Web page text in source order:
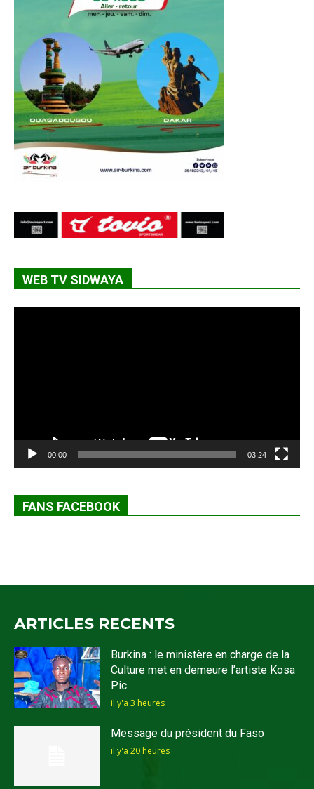
WEB TV SIDWAYA
00:00 03:24
FANS FACEBOOK
ARTICLES RECENTS
Burkina : le ministère en charge de la
Culture met en demeure l’artiste Kosa
Pic
il y'a 3 heures
Message du président du Faso
il y'a 20 heures